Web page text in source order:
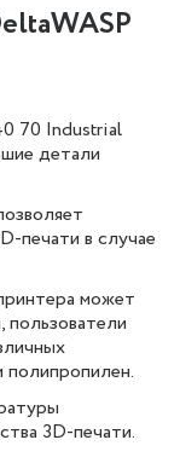
70 Industrial
детали
печати в случае
может
пользователи
3D-печати.